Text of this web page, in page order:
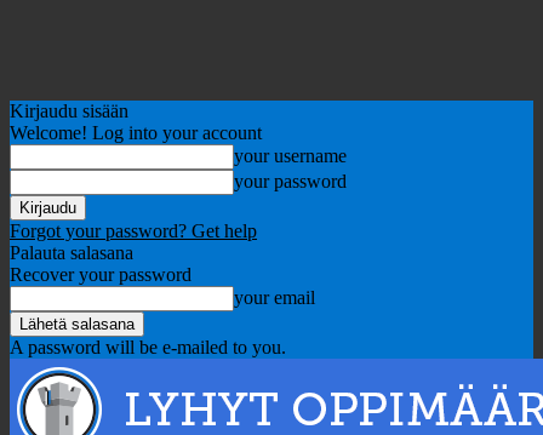
Kirjaudu sisään
Welcome! Log into your account
your username
your password
Forgot your password? Get help
Palauta salasana
Recover your password
your email
A password will be e-mailed to you.